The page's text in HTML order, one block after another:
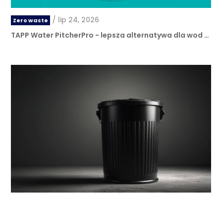
Zero waste / lip 24, 2026
TAPP Water PitcherPro - lepsza alternatywa dla wod …